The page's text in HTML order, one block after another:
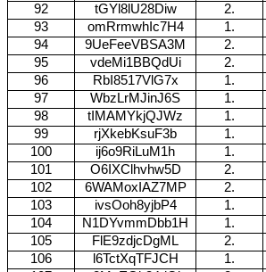
92
tGYl8lU28Diw 2.
93
omRrmwhIc7H4 1.
94
9UeFeeVBSA3M 2.
95
vdeMi1BBQdUi 2.
96
RbI8517VlG7x 1.
97
WbzLrMJinJ6S 1.
98
tIMAMYkjQJWz 1.
99
rjXkebKsuF3b 1.
100
ij6o9RiLuM1h 1.
101
O6IXClhvhw5D 2.
102
6WAMoxIAZ7MP 2.
103
ivsOoh8yjbP4 1.
104
N1DYvmmDbb1H 1.
105
FlE9zdjcDgML 2.
106
l6TctXqTFJCH 1.